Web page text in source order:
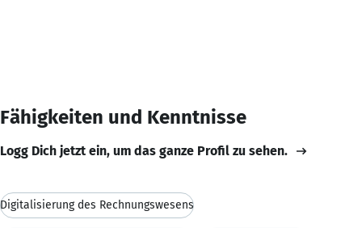
Fähigkeiten und Kenntnisse
Logg Dich jetzt ein, um das ganze Profil zu sehen.
Digitalisierung des Rechnungswesens